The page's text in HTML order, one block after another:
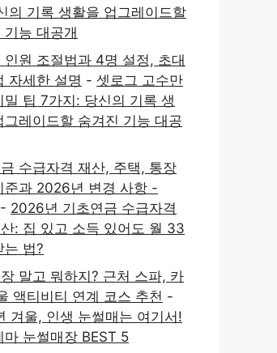
의 기록 생활을 업그레이드할
기능 대공개
인원 조절법과 4명 설정, 초대
자세한 설명 - 셋로그 고수만
밀 팁 7가지: 당신의 기록 생
그레이드할 숨겨진 기능 대공
수급자격 재산, 주택, 통장
준과 2026년 변경 사항 -
- 2026년 기초연금 수급자격
: 집 있고 소득 있어도 월 33
는 법?
말고 뭐하지? 근처 스파, 카
액티비티 연계 코스 추천 -
겨울, 인생 눈썰매는 여기서!
마 눈썰매장 BEST 5